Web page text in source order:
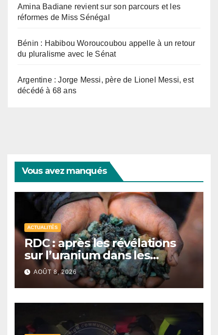
Amina Badiane revient sur son parcours et les
réformes de Miss Sénégal
Bénin : Habibou Woroucoubou appelle à un retour
du pluralisme avec le Sénat
Argentine : Jorge Messi, père de Lionel Messi, est
décédé à 68 ans
Vous avez manqués
ACTUALITÉS
RDC : après les révélations
sur l’uranium dans les
exportations de cobalt,
Kinshasa lance une
campagne de vérification
AOÛT 8, 2026